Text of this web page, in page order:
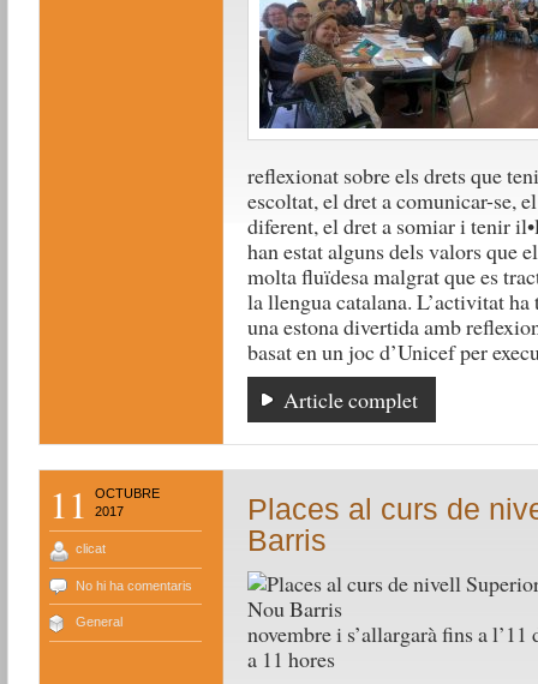
reflexionat sobre els drets que
escoltat, el dret a comunicar-se,
diferent, el dret a somiar i tenir
han estat alguns dels valors que
molta fluïdesa malgrat que es
la llengua catalana. L’activitat
una estona divertida amb
basat en un joc d’Unicef per
Article complet
11
OCTUBRE
2017
clicat
No hi ha comentaris
General
Places al curs de
Barris
novembre i s’allargarà fins a
a 11 hores